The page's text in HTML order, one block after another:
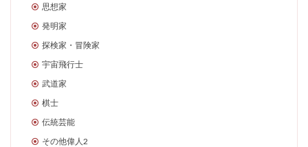
思想家
発明家
探検家・冒険家
宇宙飛行士
武道家
棋士
伝統芸能
その他偉人2